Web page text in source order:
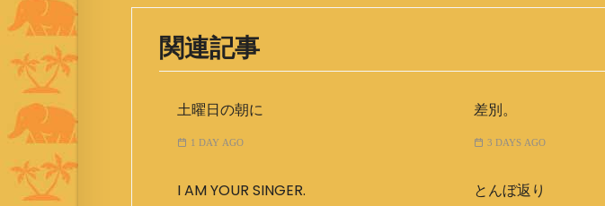
関連記事
土曜日の朝に
1 DAY AGO
差別。
3 DAYS AGO
I AM YOUR SINGER. とんぼ返り